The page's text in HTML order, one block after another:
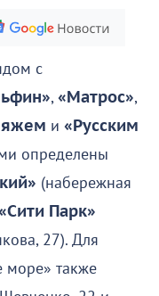
с
,«Матрос»,
и «Русским
определены
(набережная
Парк»
27). Для
море» также